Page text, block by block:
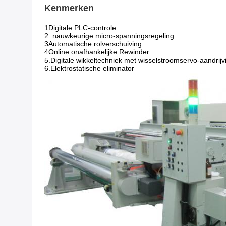
Kenmerken
1Digitale PLC-controle
2. nauwkeurige micro-spanningsregeling
3Automatische rolverschuiving
4Online onafhankelijke Rewinder
5. Digitale wikkeltechniek met wisselstroomservo-
6. Elektrostatische eliminator